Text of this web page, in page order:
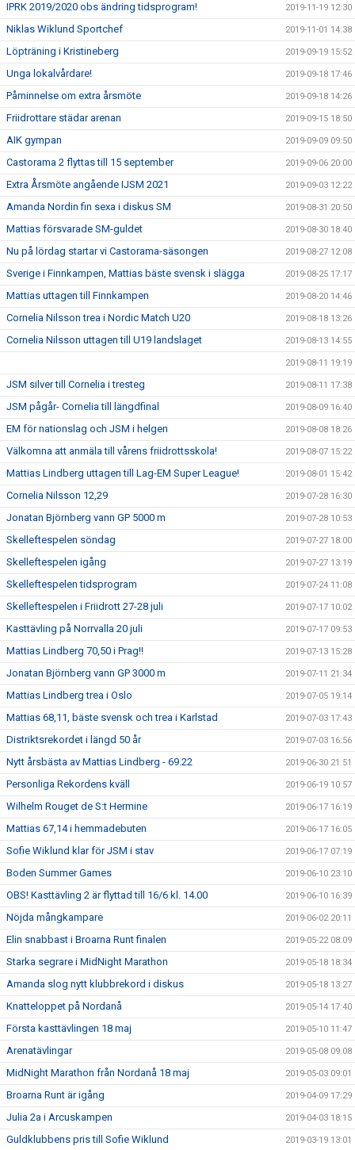
IPRK 2019/2020 obs ändring tidsprogram! 2019-11-19 12:30
Niklas Wiklund Sportchef 2019-11-01 14:38
Löpträning i Kristineberg 2019-09-19 15:52
Unga lokalvårdare! 2019-09-18 17:46
Påminnelse om extra årsmöte 2019-09-18 14:26
Friidrottare städar arenan 2019-09-15 18:50
AIK gympan 2019-09-09 09:50
Castorama 2 flyttas till 15 september 2019-09-06 20:00
Extra Årsmöte angående IJSM 2021 2019-09-03 12:22
Amanda Nordin fin sexa i diskus SM 2019-08-31 20:50
Mattias försvarade SM-guldet 2019-08-30 18:40
Nu på lördag startar vi Castorama-säsongen 2019-08-27 12:08
Sverige i Finnkampen, Mattias bäste svensk i slägga 2019-08-25 17:17
Mattias uttagen till Finnkampen 2019-08-20 14:46
Cornelia Nilsson trea i Nordic Match U20 2019-08-18 13:26
Cornelia Nilsson uttagen till U19 landslaget 2019-08-13 14:55
2019-08-11 19:19
JSM silver till Cornelia i tresteg 2019-08-11 17:38
JSM pågår- Cornelia till längdfinal 2019-08-09 16:40
EM för nationslag och JSM i helgen 2019-08-08 18:26
Välkomna att anmäla till vårens friidrottsskola! 2019-08-07 15:22
Mattias Lindberg uttagen till Lag-EM Super League! 2019-08-01 15:42
Cornelia Nilsson 12,29 2019-07-28 16:30
Jonatan Björnberg vann GP 5000 m 2019-07-28 10:53
Skelleftespelen söndag 2019-07-27 18:00
Skelleftespelen igång 2019-07-27 13:19
Skelleftespelen tidsprogram 2019-07-24 11:08
Skelleftespelen i Friidrott 27-28 juli 2019-07-17 10:02
Kasttävling på Norrvalla 20 juli 2019-07-17 09:53
Mattias Lindberg 70,50 i Prag!! 2019-07-13 15:28
Jonatan Björnberg vann GP 3000 m 2019-07-11 21:34
Mattias Lindberg trea i Oslo 2019-07-05 19:14
Mattias 68,11, bäste svensk och trea i Karlstad 2019-07-03 17:43
Distriktsrekordet i längd 50 år 2019-07-03 16:56
Nytt årsbästa av Mattias Lindberg - 69.22 2019-06-30 21:51
Personliga Rekordens kväll 2019-06-19 10:57
Wilhelm Rouget de S:t Hermine 2019-06-17 16:19
Mattias 67,14 i hemmadebuten 2019-06-17 16:05
Sofie Wiklund klar för JSM i stav 2019-06-17 07:19
Boden Summer Games 2019-06-10 23:10
OBS! Kasttävling 2 är flyttad till 16/6 kl. 14.00 2019-06-10 16:39
Nöjda mångkampare 2019-06-02 20:11
Elin snabbast i Broarna Runt finalen 2019-05-22 08:09
Starka segrare i MidNight Marathon 2019-05-18 18:34
Amanda slog nytt klubbrekord i diskus 2019-05-18 13:27
Knatteloppet på Nordanå 2019-05-14 17:40
Första kasttävlingen 18 maj 2019-05-10 11:47
Arenatävlingar 2019-05-08 09:08
MidNight Marathon från Nordanå 18 maj 2019-05-03 09:01
Broarna Runt är igång 2019-04-09 17:29
Julia 2a i Arcuskampen 2019-04-03 18:15
Guldklubbens pris till Sofie Wiklund 2019-03-19 13:01